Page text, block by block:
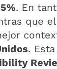
. En
que el
.